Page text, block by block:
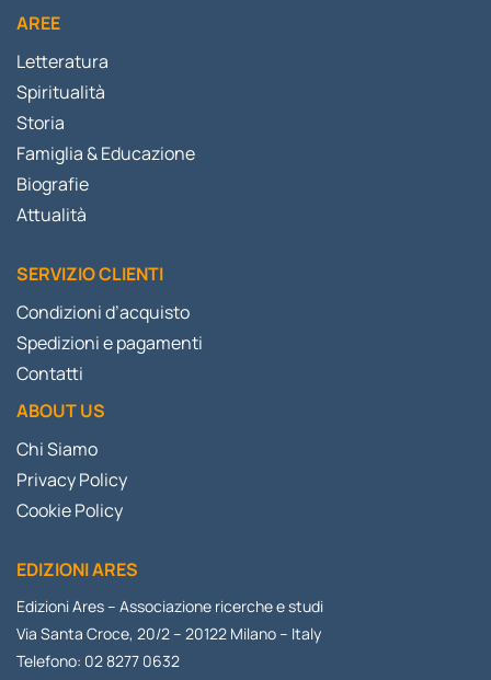
AREE
Letteratura
Spiritualità
Storia
Famiglia & Educazione
Biografie
Attualità
SERVIZIO CLIENTI
Condizioni d’acquisto
Spedizioni e pagamenti
Contatti
ABOUT US
Chi Siamo
Privacy Policy
Cookie Policy
EDIZIONI ARES
Edizioni Ares – Associazione ricerche e studi
Via Santa Croce, 20/2 – 20122 Milano – Italy
Telefono: 02 8277 0632